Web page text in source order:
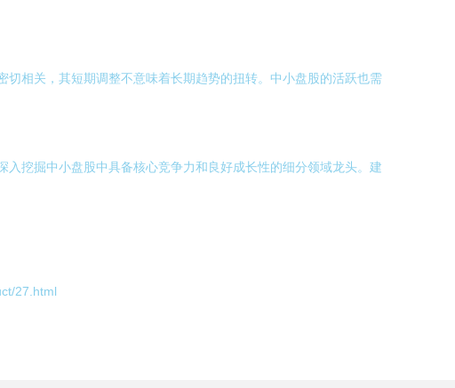
相关，其短期调整不意味着长期趋势的扭转。中小盘股的活跃也需
挖掘中小盘股中具备核心竞争力和良好成长性的细分领域龙头。建
27.html